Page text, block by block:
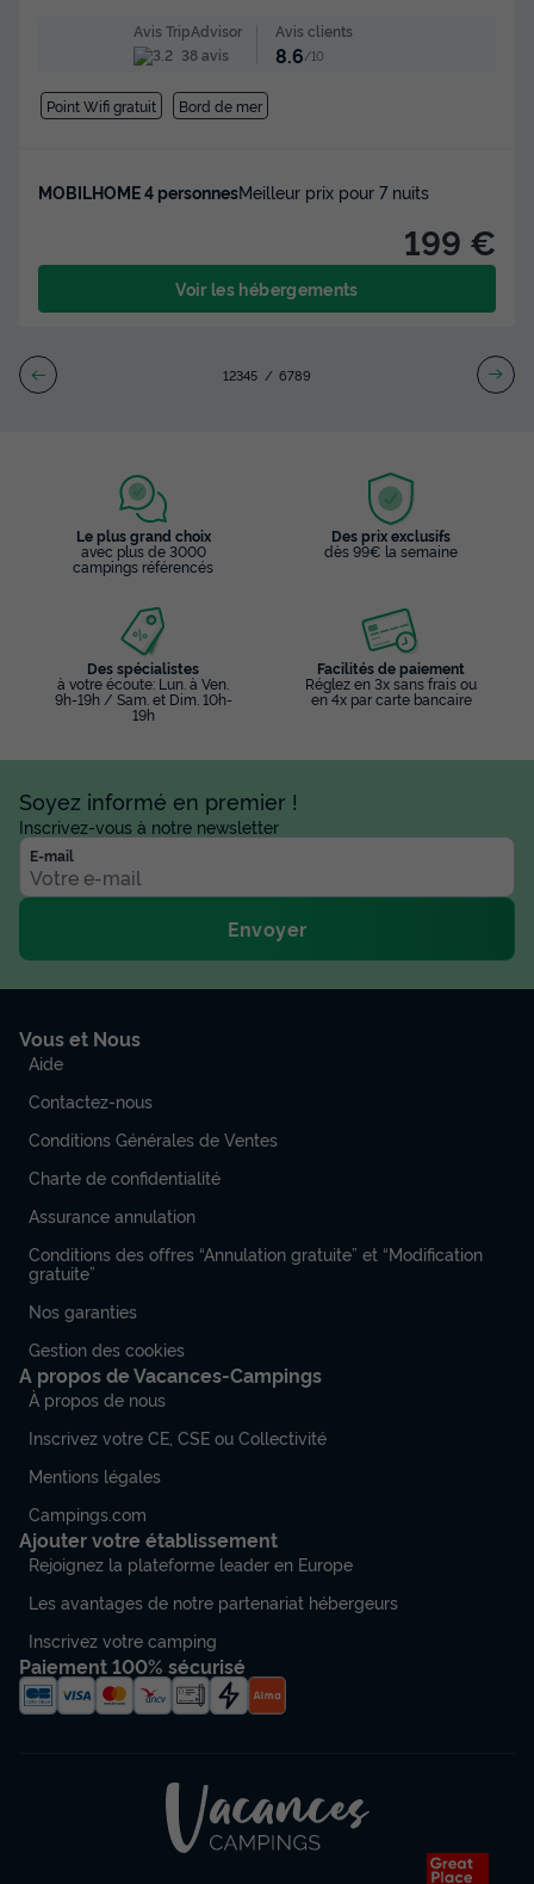
Avis TripAdvisor
38 avis
Avis clients
8.6/10
Point Wifi gratuit Bord de mer
MOBILHOME 4 personnesMeilleur prix pour 7 nuits
199 €
Voir les hébergements
12345 6789
Le plus grand choix
avec plus de 3000
campings référencés
Des prix exclusifs
dès 99€ la semaine
Des spécialistes
à votre écoute: Lun. à Ven.
9h-19h / Sam. et Dim. 10h-
19h
Facilités de paiement
Réglez en 3x sans frais ou
en 4x par carte bancaire
Soyez informé en premier !
Inscrivez-vous à notre newsletter
E-mail
Envoyer
Vous et Nous
Aide
Contactez-nous
Conditions Générales de Ventes
Charte de confidentialité
Assurance annulation
Conditions des offres “Annulation gratuite” et “Modification
gratuite”
Nos garanties
Gestion des cookies
A propos de Vacances-Campings
À propos de nous
Inscrivez votre CE, CSE ou Collectivité
Mentions légales
Campings.com
Ajouter votre établissement
Rejoignez la plateforme leader en Europe
Les avantages de notre partenariat hébergeurs
Inscrivez votre camping
Paiement 100% sécurisé